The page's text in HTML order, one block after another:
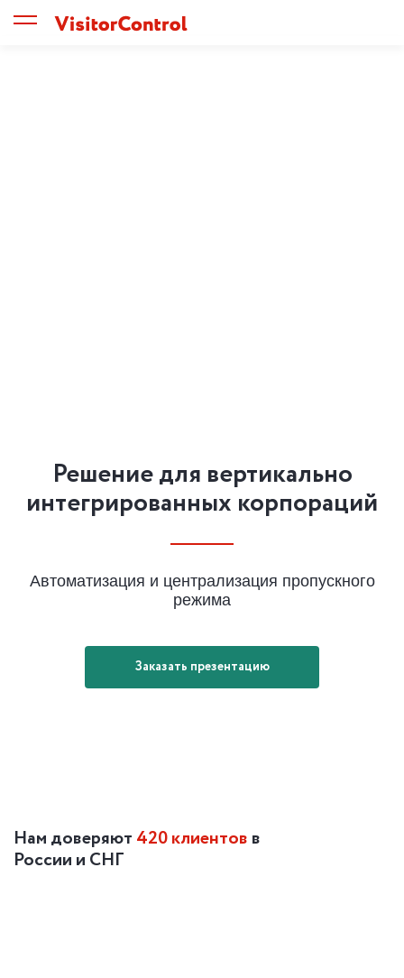
Решение для вертикально
интегрированных корпораций
Автоматизация и централизация пропускного
режима
Заказать презентацию
Нам доверяют 420 клиентов в
России и СНГ